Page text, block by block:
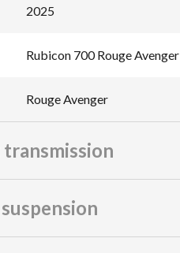
2025
Rubicon 700 Rouge Avenger
Rouge Avenger